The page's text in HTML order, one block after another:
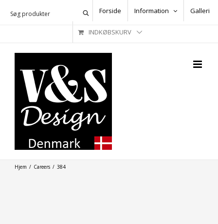
Forside Information Galleri
INDKØBSKURV
Hjem / Careers / 384